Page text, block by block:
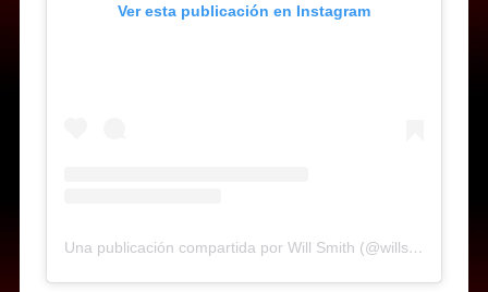
Ver esta publicación en Instagram
Una publicación compartida por Will Smith (@willsmith)